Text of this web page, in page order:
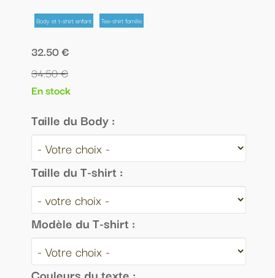
Body et t-shirt enfant Tee-shirt famille
32.50 €
34.50 €
En stock
Taille du Body :
Taille du T-shirt :
Modèle du T-shirt :